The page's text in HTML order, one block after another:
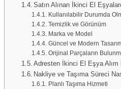
Satın Alınan İkinci El
Kullanılabilir Durumda
Temizlik ve Görünüm
Marka ve Model
Güncel ve Modern
Orijinal Parçaların
Adresten İkinci El Eşya Alım
Nakliye ve Taşıma Süreci
Planlı Taşıma Hizmeti